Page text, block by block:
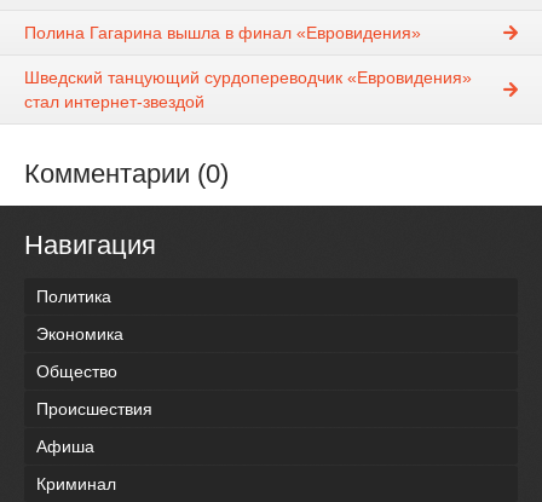
Полина Гагарина вышла в финал «Евровидения»
Шведский танцующий сурдопереводчик «Евровидения»
стал интернет-звездой
Комментарии (0)
Навигация
Политика
Экономика
Общество
Происшествия
Афиша
Криминал